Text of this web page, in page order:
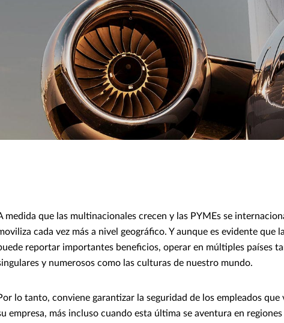
medida que las multinacionales crecen y las PYMEs se
cada vez más a nivel geográfico. Y aunque es evidente que
reportar importantes beneficios, operar en múltiples países
y numerosos como las culturas de nuestro mundo.
lo tanto, conviene garantizar la seguridad de los empleados
empresa, más incluso cuando esta última se aventura en regiones